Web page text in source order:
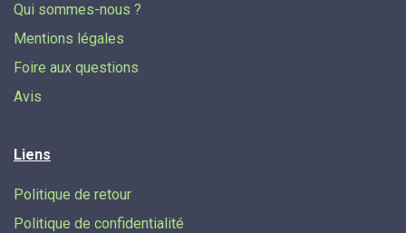
Qui sommes-nous ?
Mentions légales
Foire aux questions
Avis
Liens
Politique de retour
Politique de confidentialité